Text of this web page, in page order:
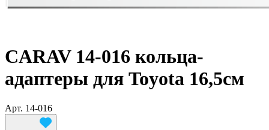
CARAV 14-016 кольца-
адаптеры для Toyota 16,5см
Арт. 14-016